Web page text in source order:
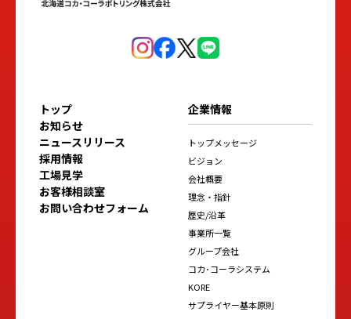
トップ
お知らせ
ニュースリリース
採用情報
工場見学
お客様相談室
お問い合わせフォーム
企業情報
トップメッセージ
ビジョン
会社概要
理念・指針
歴史/沿革
事業所一覧
グループ会社
コカ･コーラシステム
KORE
サプライヤー基本原則